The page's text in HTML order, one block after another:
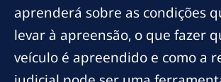
aprenderá sobre as condições
levar à apreensão, o que fazer
veículo é apreendido e como a